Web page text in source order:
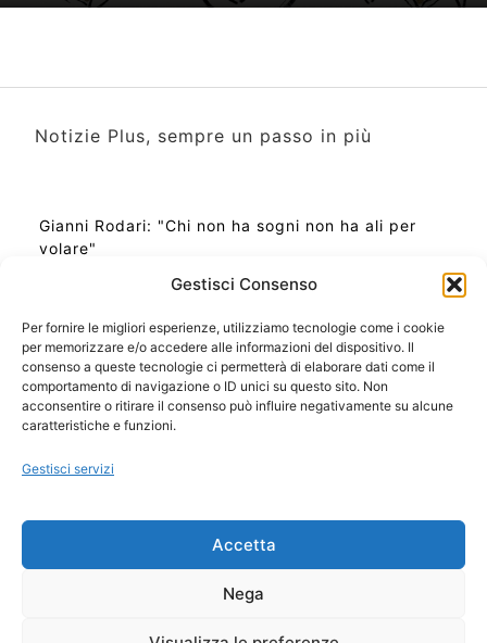
Gestisci Consenso
Per fornire le migliori esperienze, utilizziamo tecnologie come i cookie
per memorizzare e/o accedere alle informazioni del dispositivo. Il
consenso a queste tecnologie ci permetterà di elaborare dati come il
comportamento di navigazione o ID unici su questo sito. Non
acconsentire o ritirare il consenso può influire negativamente su alcune
caratteristiche e funzioni.
Gestisci servizi
Accetta
Nega
Notizie Plus, sempre un passo in più
Gianni Rodari: "Chi non ha sogni non ha ali per
volare"
Ora Esatta in Italia in questo momento
Ti Senti Strano Ultimamente? Potrebbe Essere per
la Risonanza di Schumann
Come Sapere Se Stai Ascendendo alla Quinta
Copyright 2026 NotiziePlus.com
📰 Contenuto Umano Verificato
Privacy Coockie
Pubblicità